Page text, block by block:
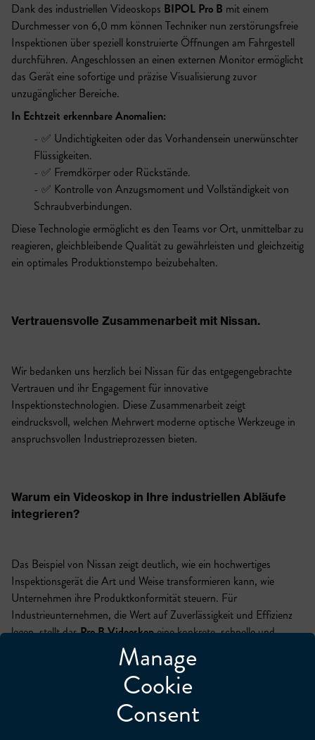
Manage
Cookie
Consent
Dank des industriellen Videoskops BIPOL Pro B mit einem
Durchmesser von 6,0 mm können Techniker nun zerstörungsfreie
Inspektionen über speziell konstruierte Öffnungen am Fahrgestell
durchführen. Angeschlossen an einen externen Monitor ermöglicht
das Gerät eine sofortige und präzise Visualisierung zuvor
unzugänglicher Bereiche.
In Echtzeit erkennbare Anomalien:
✅ Undichtigkeiten oder das Vorhandensein unerwünschter
Flüssigkeiten.
✅ Fremdkörper oder Rückstände.
✅ Kontrolle von Anzugsmoment und Vollständigkeit von
Schraubverbindungen.
Diese Technologie ermöglicht es den Teams vor Ort, unmittelbar zu
reagieren, gleichbleibende Qualität zu gewährleisten und gleichzeitig
ein optimales Produktionstempo beizubehalten.
Vertrauensvolle Zusammenarbeit mit Nissan.
Wir bedanken uns herzlich bei Nissan für das entgegengebrachte
Vertrauen und ihr Engagement für innovative
Inspektionstechnologien. Diese Zusammenarbeit zeigt
eindrucksvoll, welchen Mehrwert moderne optische Werkzeuge in
anspruchsvollen Industrieprozessen bieten.
Warum ein Videoskop in Ihre industriellen Abläufe
integrieren?
Das Beispiel von Nissan zeigt deutlich, wie ein hochwertiges
Inspektionsgerät die Art und Weise transformieren kann, wie
Unternehmen ihre Produktkonformität steuern. Für
Industrieunternehmen, die Wert auf Zuverlässigkeit und Effizienz
legen, stellt dasPro B Videoskopeine konkrete, schnelle und
wirtschaftliche Lösung dar.
Möchten Sie mehr erfahren?
Kontaktieren Sie unser Team, um
über Ihre spezifischen Anforderungen zu sprechen.